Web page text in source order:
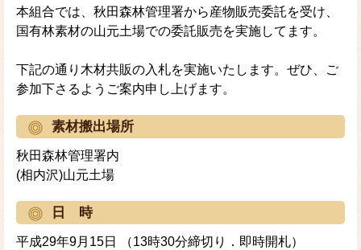
本組合では、秋田森林管理署から産物販売委託を受け、
国有林素材の山元土場での委託販売を実施してます。
下記の通り木材共販の入札を実施いたします。ぜひ、ご
参加下さるようご案内申し上げます。
素材搬出場所
秋田森林管理署内
(相内沢)山元土場
日 時
平成29年9月15日 （13時30分締切り．即時開札）